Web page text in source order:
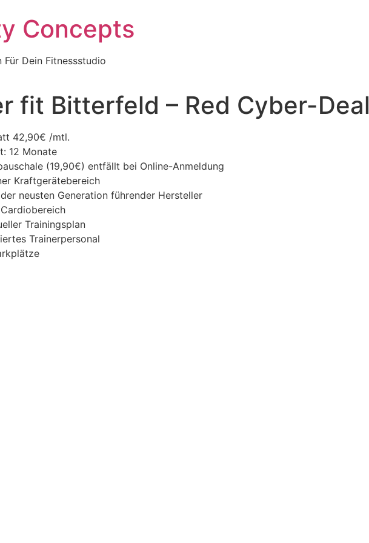
Concepts
Für Dein Fitnessstudio
fit Bitterfeld – Red Cyber-Deal
42,90€ /mtl.
12 Monate
(19,90€) entfällt bei Online-Anmeldung
Kraftgerätebereich
neusten Generation führender Hersteller
Trainingsplan
Trainerpersonal